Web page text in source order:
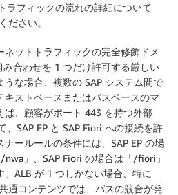
ラフィックの流れの詳細について
ださい。
ットトラフィックの完全修飾ドメ
み合わせを 1 つだけ許可する厳しい
な場合、複数の SAP システム間で
キストベースまたはパスベースのマ
ば、顧客がポート 443 を持つ外部
、SAP EP と SAP Fiori への接続を許
ールールの条件には、SAP EP の場
」、SAP Fiori の場合は「/fiori」
ALB が 1 つしかない場合、特に
通コンテンツでは、パスの競合が発